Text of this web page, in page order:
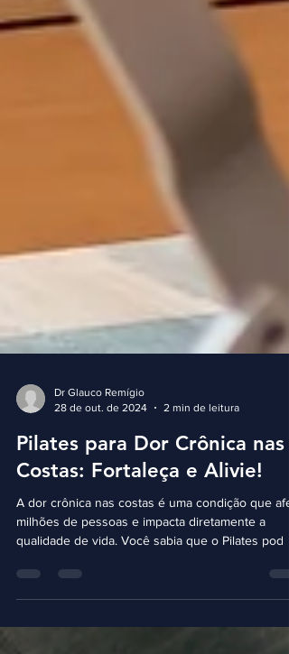
28 de out. de 2024
2 min de leitura
Pilates para Dor Crônica nas
Costas: Fortaleça e Alivie!
A dor crônica nas costas é uma condição que
milhões de pessoas e impacta diretamente a
qualidade de vida. Você sabia que o Pilates pod